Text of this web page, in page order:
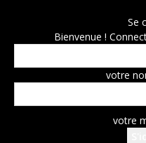
Se
Bienvenue !
votre
votre